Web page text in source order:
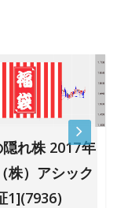
れ株 2017年
株）アシック
1](7936)